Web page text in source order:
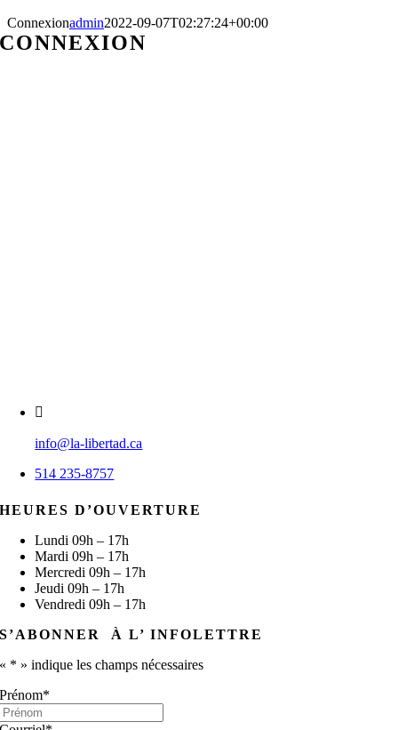
Connexionadmin2022-09-07T02:27:24+00:00
CONNEXION
info@la-libertad.ca
514 235-8757
HEURES D’OUVERTURE
Lundi 09h – 17h
Mardi 09h – 17h
Mercredi 09h – 17h
Jeudi 09h – 17h
Vendredi 09h – 17h
S’ABONNER À L’ INFOLETTRE
« * » indique les champs nécessaires
Prénom*